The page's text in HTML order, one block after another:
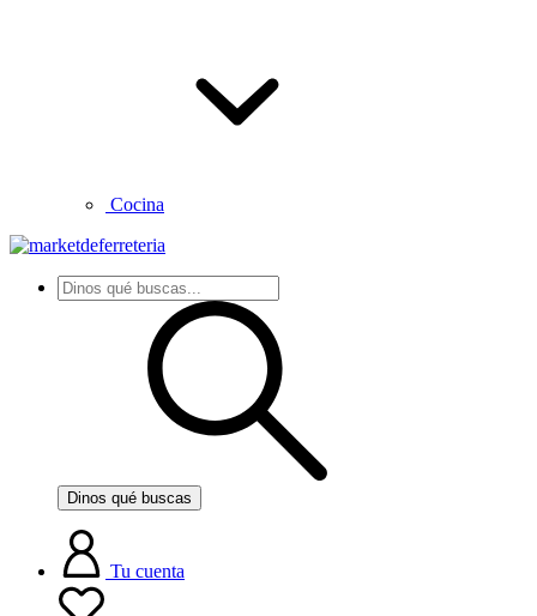
Cocina
Dinos qué buscas
Tu cuenta